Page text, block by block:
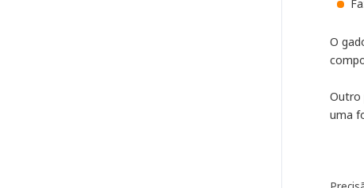
O
Outro
uma